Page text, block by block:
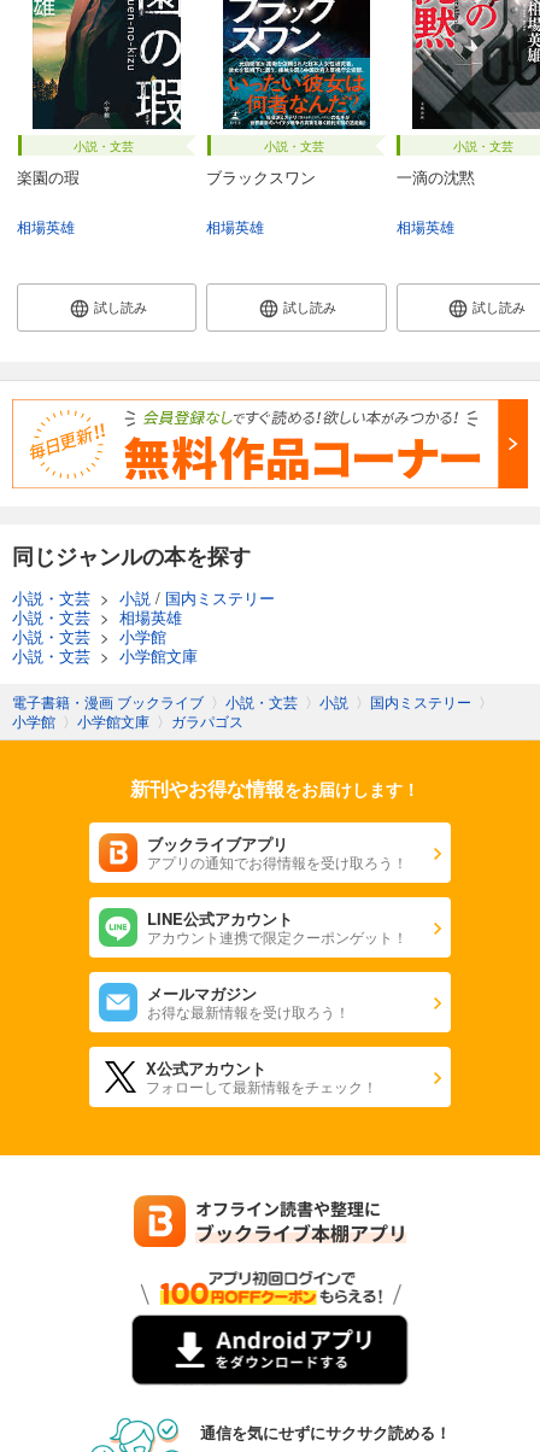
小説・文芸
楽園の瑕
相場英雄
試し読み
小説・文芸
ブラックスワン
相場英雄
試し読み
小説・文芸
一滴の沈黙
相場英雄
試し読み
同じジャンルの本を探す
小説・文芸 > 小説 / 国内ミステリー
小説・文芸 > 相場英雄
小説・文芸 > 小学館
小説・文芸 > 小学館文庫
電子書籍・漫画 ブックライブ 〉 小説・文芸 〉 小説 〉 国内ミステリー 〉
小学館 〉 小学館文庫 〉 ガラパゴス
新刊やお得な情報をお届けします！
ブックライブアプリ
アプリの通知でお得情報を受け取ろう！
LINE公式アカウント
アカウント連携で限定クーポンゲット！
メールマガジン
お得な最新情報を受け取ろう！
X公式アカウント
フォローして最新情報をチェック！
通信を気にせずにサクサク読める！